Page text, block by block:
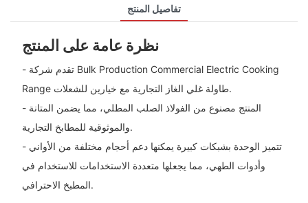
تفاصيل المنتج
نظرة عامة على المنتج
- تقدم شركة Bulk Production Commercial Electric Cooking
Range طاولة غلي الغاز التجارية مع خيارين للشعلات.
- المنتج مصنوع من الفولاذ الصلب المطلي، مما يضمن المتانة
والموثوقية للمطابخ التجارية.
- تتميز الوحدة بشبكات كبيرة يمكنها دعم أحجام مختلفة من الأواني
وأدوات الطهي، مما يجعلها متعددة الاستخدامات للاستخدام في
المطبخ الاحترافي.